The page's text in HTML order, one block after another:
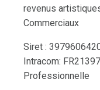
revenus
Commerciaux
Siret :
Intracom:
Professionnelle